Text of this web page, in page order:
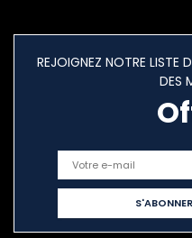
REJOIGNEZ NOTRE LISTE
DES